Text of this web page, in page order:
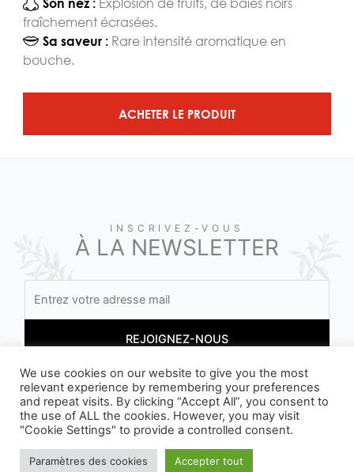
fraîchement écrasées.
Sa saveur : Rare intensité aromatique en
bouche.
ACHETER LE PRODUIT
INSCRIVEZ-VOUS
À LA NEWSLETTER
En vous inscrivant, vous acceptez nos conditions
We use cookies on our website to give you the most
relevant experience by remembering your preferences
and repeat visits. By clicking “Accept All”, you consent to
the use of ALL the cookies. However, you may visit
"Cookie Settings" to provide a controlled consent.
Paramètres des cookies Accepter tout